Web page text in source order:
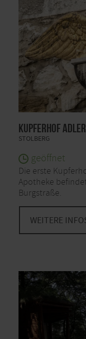
Kupferhof
STOLBERG
geöffnet
Die erste
Apotheke
Burgstraße.
WEITERE